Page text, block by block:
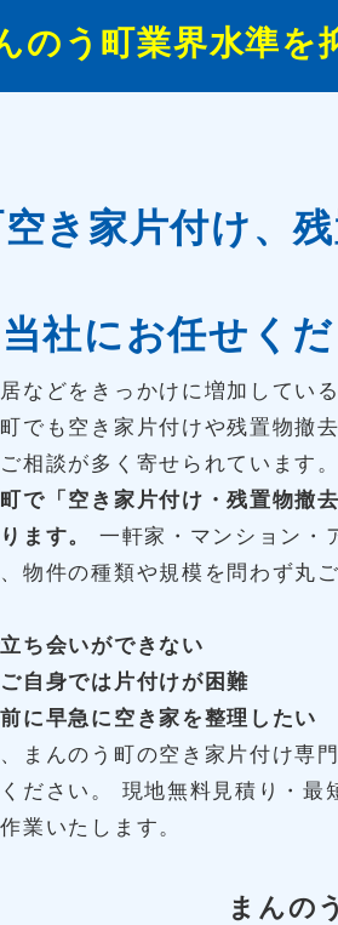
のう町業界水準を
き家片付け、
社にお任せく
などをきっかけに増加してい
でも空き家片付けや残置物撤
相談が多く寄せられています。
で「空き家片付け・残置物撤
ます。
一軒家・マンション・
物件の種類や規模を問わず丸
ち会いができない
自身では片付けが困難
に早急に空き家を整理したい
まんのう町の空き家片付け専
ださい。 現地無料見積り・最
業いたします。
まんの